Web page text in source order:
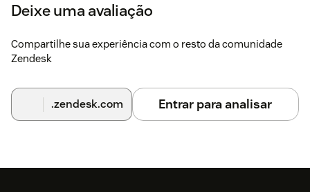
Deixe uma avaliação
Compartilhe sua experiência com o resto da comunidade
Zendesk
.zendesk.com Entrar para analisar